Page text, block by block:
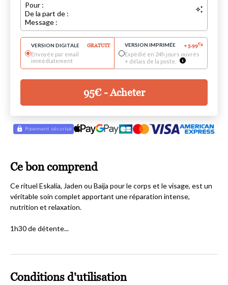
Pour :
De la part de :
Message :
VERSION DIGITALE
GRATUIT
Envoyée par email
immédiatement
VERSION IMPRIMÉE +5.99€*
Expédié en 24h jours ouvrés
+ délais de la poste.
95€- Acheter
Ce bon comprend
Ce rituel Eskalia, Jaden ou Baija pour le corps et le visage, est un
véritable soin complet apportant une réparation intense,
nutrition et relaxation.
1h30 de détente...
Conditions d'utilisation